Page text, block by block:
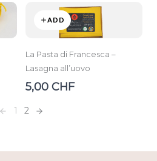
ADD
La Pasta di Francesca –
Lasagna all’uovo
5,00 CHF
Previous
1 2
Next